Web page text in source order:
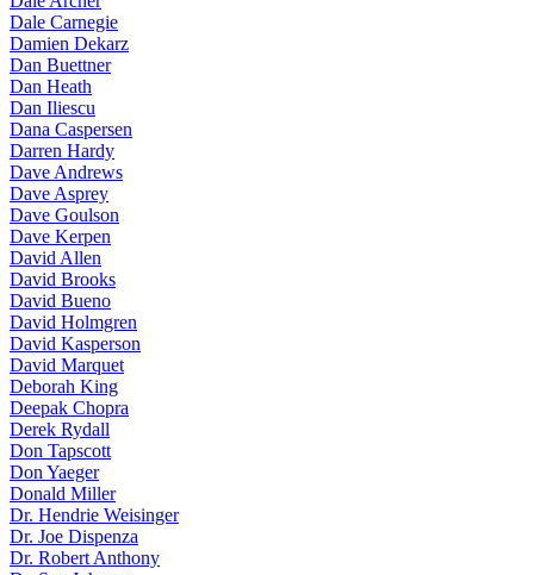
Dale Carnegie
Damien Dekarz
Dan Buettner
Dan Heath
Dan Iliescu
Dana Caspersen
Darren Hardy
Dave Andrews
Dave Asprey
Dave Goulson
Dave Kerpen
David Allen
David Brooks
David Bueno
David Holmgren
David Kasperson
David Marquet
Deborah King
Deepak Chopra
Derek Rydall
Don Tapscott
Don Yaeger
Donald Miller
Dr. Hendrie Weisinger
Dr. Joe Dispenza
Dr. Robert Anthony